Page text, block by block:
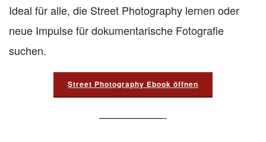
Ideal für alle, die Street Photography lernen oder
neue Impulse für dokumentarische Fotografie
suchen.
Street Photography Ebook öffnen
——————-